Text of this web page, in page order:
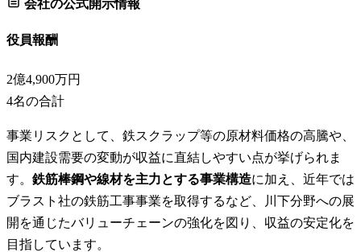
会社の公式開示情報
役員報酬
2億4,900万円
4名の合計
事業リスクとして、鉄スクラップ等の原材料価格の高騰や、
国内建設需要の変動が収益に直結しやすい点が挙げられま
す。 鉄筋棒鋼や線材を主力とする事業構造に加え、近年では
ブラスト社の鉄筋工事事業を取得するなど、川下分野への展
開を通じたバリューチェーンの強化を図り、収益の安定化を
目指しています。